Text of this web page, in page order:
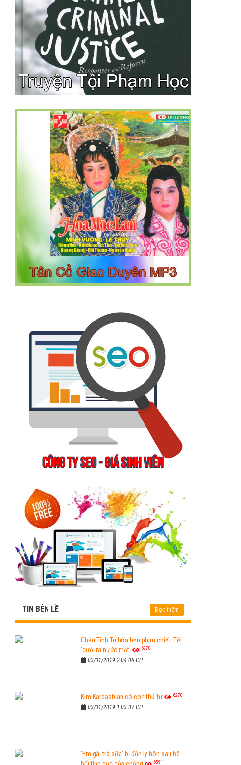
TIN BÊN LỀ Đọc thêm
Châu Tinh Trì hứa hẹn phim chiếu Tết
'cười ra nước mắt'
6770
03/01/2019 2:04:06 CH
Kim Kardashian có con thứ tư 6270
03/01/2019 1:03:37 CH
'Em gái trà sữa' bị đồn ly hôn sau bê
6591